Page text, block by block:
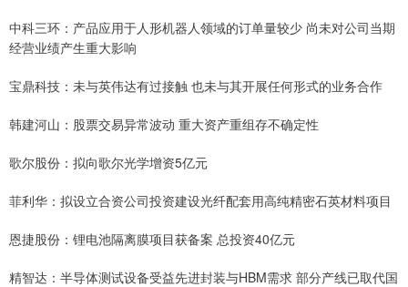
中科三环：产品应用于人形机器人领域的订单量较少 尚未对公司当期
经营业绩产生重大影响
宝鼎科技：未与英伟达有过接触 也未与其开展任何形式的业务合作
韩建河山：股票交易异常波动 重大资产重组存不确定性
歌尔股份：拟向歌尔光学增资5亿元
菲利华：拟设立合资公司投资建设光纤配套用高纯精密石英材料项目
恩捷股份：锂电池隔离膜项目获备案 总投资40亿元
精智达：半导体测试设备受益先进封装与HBM需求 部分产线已取代国